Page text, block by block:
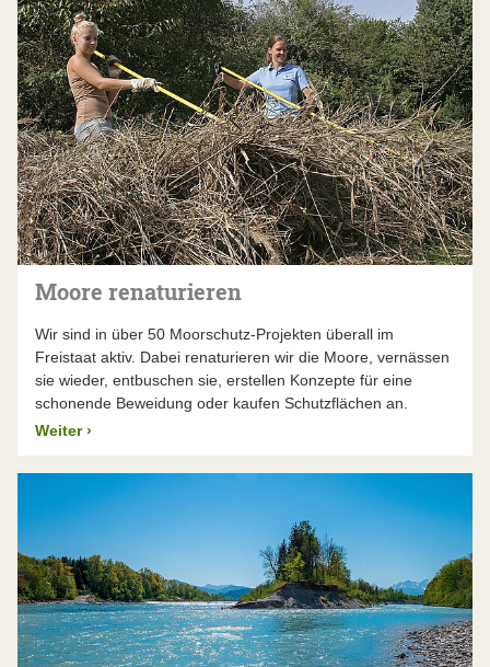
Moore renaturieren
Wir sind in über 50 Moorschutz-Projekten überall im
Freistaat aktiv. Dabei renaturieren wir die Moore, vernässen
sie wieder, entbuschen sie, erstellen Konzepte für eine
schonende Beweidung oder kaufen Schutzflächen an.
Weiter ›